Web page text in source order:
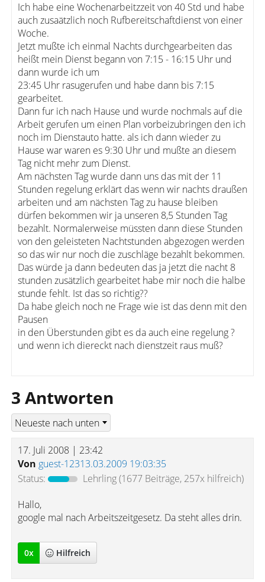
Ich habe eine Wochenarbeitzzeit von 40 Std und habe
auch zusaätzlich noch Rufbereitschaftdienst von einer
Woche.
Jetzt mußte ich einmal Nachts durchgearbeiten das
heißt mein Dienst begann von 7:15 - 16:15 Uhr und
dann wurde ich um
23:45 Uhr rasugerufen und habe dann bis 7:15
gearbeitet.
Dann fur ich nach Hause und wurde nochmals auf die
Arbeit gerufen um einen Plan vorbeizubringen den ich
noch im Dienstauto hatte. als ich dann wieder zu
Hause war waren es 9:30 Uhr und mußte an diesem
Tag nicht mehr zum Dienst.
Am nächsten Tag wurde dann uns das mit der 11
Stunden regelung erklärt das wenn wir nachts draußen
arbeiten und am nächsten Tag zu hause bleiben
dürfen bekommen wir ja unseren 8,5 Stunden Tag
bezahlt. Normalerweise müssten dann diese Stunden
von den geleisteten Nachtstunden abgezogen werden
so das wir nur noch die zuschläge bezahlt bekommen.
Das würde ja dann bedeuten das ja jetzt die nacht 8
stunden zusätzlich gearbeitet habe mir noch die halbe
stunde fehlt. Ist das so richtig??
Da habe gleich noch ne Frage wie ist das denn mit den
Pausen
in den Überstunden gibt es da auch eine regelung ?
und wenn ich diereckt nach dienstzeit raus muß?
3 Antworten
17. Juli 2008 | 23:42
Von guest-12313.03.2009 19:03:35
Status:
Lehrling(1677 Beiträge, 257x hilfreich)
Hallo,
google mal nach Arbeitszeitgesetz. Da steht alles drin.
0x Hilfreich